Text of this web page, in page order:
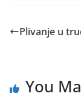
Plivanje u
You